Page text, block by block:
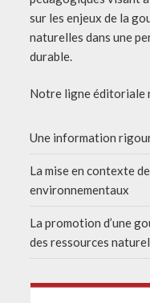
sur les enjeux de la
naturelles dans une
durable.
Notre ligne éditoriale
Une information
La mise en contexte
environnementaux
La promotion d’une
des ressources